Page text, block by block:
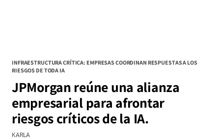
INFRAESTRUCTURA CRÍTICA: EMPRESAS COORDINAN RESPUESTAS A LOS
RIESGOS DE TODA IA
JPMorgan reúne una alianza
empresarial para afrontar
riesgos críticos de la IA.
KARLA